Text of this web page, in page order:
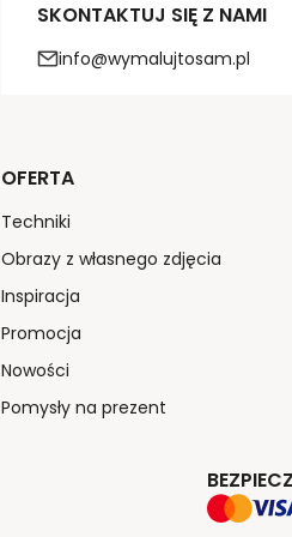
SKONTAKTUJ SIĘ Z NAMI
info@wymalujtosam.pl
OFERTA
Techniki
Obrazy z własnego zdjęcia
Inspiracja
Promocja
Nowości
Pomysły na prezent